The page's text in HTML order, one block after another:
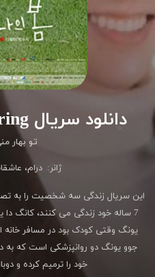
دانلود سریال You Are My Spring
تو بهار منی
ژانر: درام،
این سریال زندگی سه شخصیت را به
7 ساله خود زندگی می کنند، کانگ
یونگ وقتی کودک بود در مسافر خانه
جوو یونگ دو روانپزشکی است که به
خود را ترمیم کرده و